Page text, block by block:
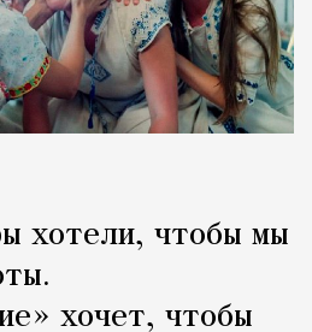
хотели, чтобы мы
хочет, чтобы